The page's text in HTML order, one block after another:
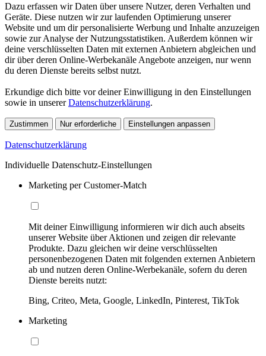
Dazu erfassen wir Daten über unsere Nutzer, deren Verhalten und
Geräte. Diese nutzen wir zur laufenden Optimierung unserer
Website und um dir personalisierte Werbung und Inhalte anzuzeigen
sowie zur Analyse der Nutzungsstatistiken. Außerdem können wir
deine verschlüsselten Daten mit externen Anbietern abgleichen und
dir über deren Online-Werbekanäle Angebote anzeigen, nur wenn
du deren Dienste bereits selbst nutzt.
Erkundige dich bitte vor deiner Einwilligung in den Einstellungen
sowie in unsererDatenschutzerklärung.
Zustimmen Nur erforderliche Einstellungen anpassen
Datenschutzerklärung
Individuelle Datenschutz-Einstellungen
Marketing per Customer-Match
Mit deiner Einwilligung informieren wir dich auch abseits
unserer Website über Aktionen und zeigen dir relevante
Produkte. Dazu gleichen wir deine verschlüsselten
personenbezogenen Daten mit folgenden externen Anbietern
ab und nutzen deren Online-Werbekanäle, sofern du deren
Dienste bereits nutzt:
Bing, Criteo, Meta, Google, LinkedIn, Pinterest, TikTok
Marketing